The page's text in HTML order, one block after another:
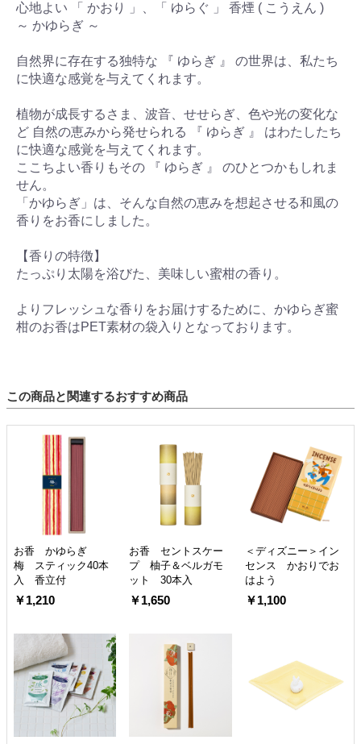
心地よい 「 かおり 」、「 ゆらぐ 」 香煙 ( こうえん )
～ かゆらぎ ～
自然界に存在する独特な 『 ゆらぎ 』 の世界は、私たち
に快適な感覚を与えてくれます。
植物が成長するさま、波音、せせらぎ、色や光の変化な
ど 自然の恵みから発せられる 『 ゆらぎ 』 はわたしたち
に快適な感覚を与えてくれます。
ここちよい香りもその 『 ゆらぎ 』 のひとつかもしれま
せん。
「かゆらぎ」は、そんな自然の恵みを想起させる和風の
香りをお香にしました。
【香りの特徴】
たっぷり太陽を浴びた、美味しい蜜柑の香り。
よりフレッシュな香りをお届けするために、かゆらぎ蜜
柑のお香はPET素材の袋入りとなっております。
この商品と関連するおすすめ商品
お香 かゆらぎ
梅 スティック40本
入 香立付
￥1,210
お香 セントスケー
プ 柚子＆ベルガモ
ット 30本入
￥1,650
＜ディズニー＞イン
センス かおりでお
はよう
￥1,100